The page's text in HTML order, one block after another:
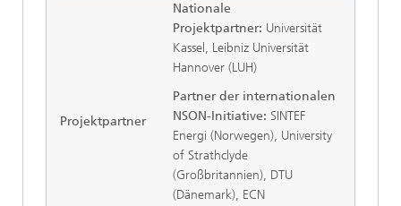
Projektpartner
Nationale
Projektpartner: Universität
Kassel, Leibniz Universität
Hannover (LUH)
Partner der internationalen
NSON-Initiative: SINTEF
Energi (Norwegen), University
of Strathclyde
(Großbritannien), DTU
(Dänemark), ECN